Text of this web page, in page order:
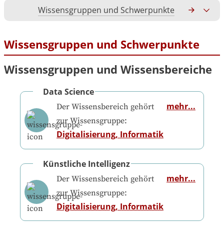
Wissensgruppen und Schwerpunkte
Wissensgruppen und Schwerpunkte
Wissensgruppen und Wissensbereiche
Data Science
Der Wissensbereich gehört
zur Wissensgruppe:
Digitalisierung, Informatik
mehr...
Künstliche Intelligenz
Der Wissensbereich gehört
zur Wissensgruppe:
Digitalisierung, Informatik
mehr...